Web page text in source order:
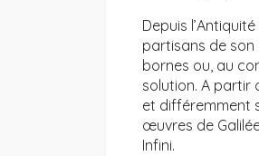
Depuis
partisans de son
bornes ou, au
solution. A partir
et différemment
œuvres de
Infini.